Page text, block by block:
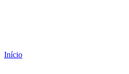
Início